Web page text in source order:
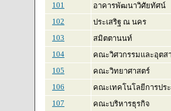
101
อาคารพัฒนาวิศัยทัศน์
102
ประเสริฐ ณ นคร
103
สมิตตานนท์
104
คณะวิศวกรรมและอุตส
105
คณะวิทยาศาสตร์
106
คณะเทคโนโลยีการปร
107
คณะบริหารธุรกิจ